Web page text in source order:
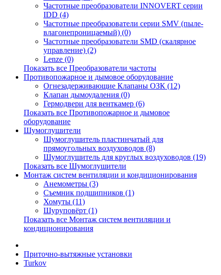
Частотные преобразователи INNOVERT серии
IDD (4)
Частотные преобразователи серии SMV (пыле-
влагонепроницаемый) (0)
Частотные преобразователи SMD (скалярное
управление) (2)
Lenze (0)
Показать все Преобразователи частоты
Противопожарное и дымовое оборудование
Огнезадерживающие Клапаны ОЗК (12)
Клапан дымоудаления (0)
Гермодвери для венткамер (6)
Показать все Противопожарное и дымовое
оборудование
Шумоглушители
Шумоглушитель пластинчатый для
прямоугольных воздуховодов (8)
Шумоглушитель для круглых воздуховодов (19)
Показать все Шумоглушители
Монтаж систем вентиляции и кондиционирования
Анемометры (3)
Съемник подшипников (1)
Хомуты (11)
Шуруповёрт (1)
Показать все Монтаж систем вентиляции и
кондиционирования
Приточно-вытяжные установки
Turkov